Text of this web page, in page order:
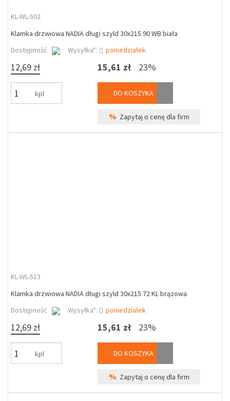
KL-WL-502
Klamka drzwiowa NADIA długi szyld 30x215 90 WB biała
Dostępność
Wysyłka*: poniedziałek
12,69 zł
kpl
15,61 zł 23%
DO KOSZYKA
% Zapytaj o cenę dla firm
KL-WL-513
Klamka drzwiowa NADIA długi szyld 30x215 72 KL brązowa
Dostępność
Wysyłka*: poniedziałek
12,69 zł
kpl
15,61 zł 23%
DO KOSZYKA
% Zapytaj o cenę dla firm